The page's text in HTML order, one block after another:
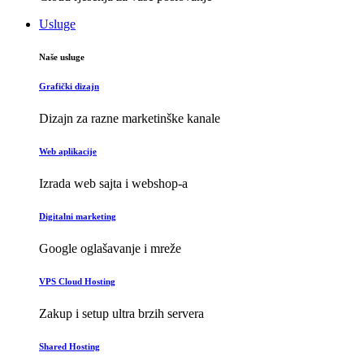
Usluge
Naše usluge
Grafički dizajn
Dizajn za razne marketinške kanale
Web aplikacije
Izrada web sajta i webshop-a
Digitalni marketing
Google oglašavanje i mreže
VPS Cloud Hosting
Zakup i setup ultra brzih servera
Shared Hosting